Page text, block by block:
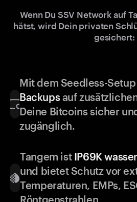
Wenn Du SSV Network auf
hätst, wird Dein privaten
gesichert:
Mit dem Seedless-
Backupsauf
Deine Bitcoins sicher
zugänglich.
Tangem ist IP69K
und bietet Schutz vor
Temperaturen, EMPs,